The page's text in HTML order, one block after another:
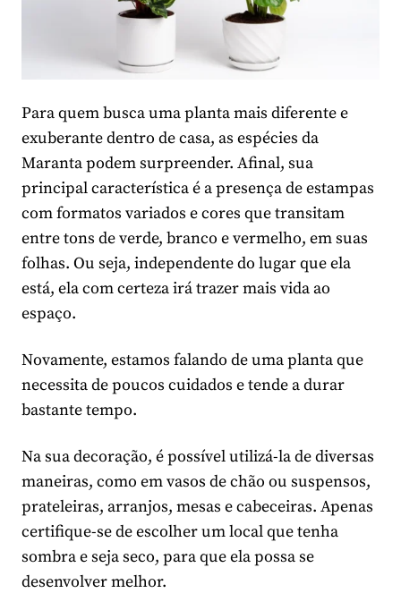
Para quem busca uma planta mais diferente e
exuberante dentro de casa, as espécies da
Maranta podem surpreender. Afinal, sua
principal característica é a presença de estampas
com formatos variados e cores que transitam
entre tons de verde, branco e vermelho, em suas
folhas. Ou seja, independente do lugar que ela
está, ela com certeza irá trazer mais vida ao
espaço.
Novamente, estamos falando de uma planta que
necessita de poucos cuidados e tende a durar
bastante tempo.
Na sua decoração, é possível utilizá-la de diversas
maneiras, como em vasos de chão ou suspensos,
prateleiras, arranjos, mesas e cabeceiras. Apenas
certifique-se de escolher um local que tenha
sombra e seja seco, para que ela possa se
desenvolver melhor.